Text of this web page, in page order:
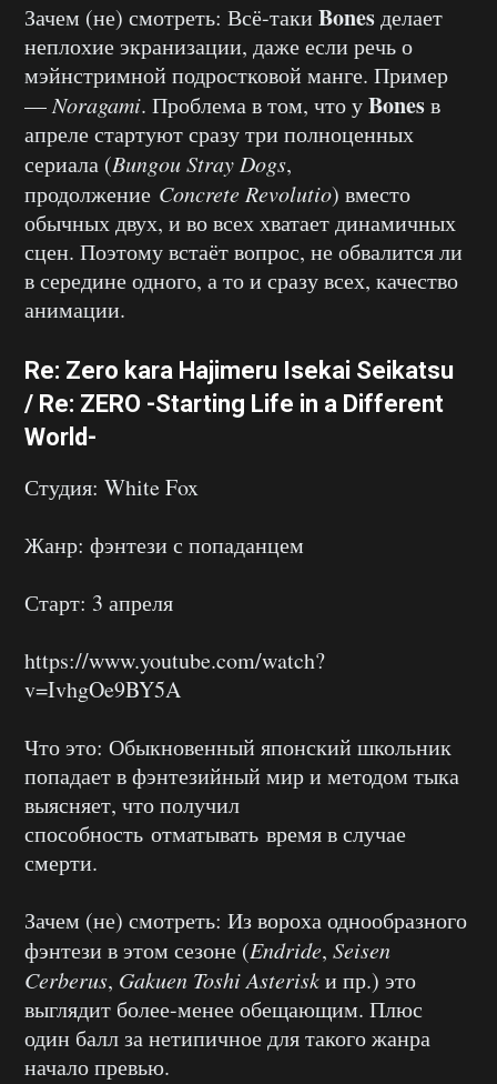
Зачем (не) смотреть: Всё-таки Bonesделает
неплохие экранизации, даже если речь о
мэйнстримной подростковой манге. Пример
—Noragami. Проблема в том, что уBonesв
апреле стартуют сразу три полноценных
сериала (Bungou Stray Dogs,
продолжение Concrete Revolutio) вместо
обычных двух, и во всех хватает динамичных
сцен. Поэтому встаёт вопрос, не обвалится ли
в середине одного, а то и сразу всех, качество
анимации.
Re: Zero kara Hajimeru Isekai Seikatsu
/ Re: ZERO -Starting Life in a Different
World-
Студия: White Fox
Жанр: фэнтези с попаданцем
Старт: 3 апреля
https://www.youtube.com/watch?
v=IvhgOe9BY5A
Что это: Обыкновенный японский школьник
попадает в фэнтезийный мир и методом тыка
выясняет, что получил
способность отматывать время в случае
смерти.
Зачем (не) смотреть: Из вороха однообразного
фэнтези в этом сезоне (Endride, Seisen
Cerberus, Gakuen Toshi Asteriskи пр.) это
выглядит более-менее обещающим. Плюс
один балл за нетипичное для такого жанра
начало превью.